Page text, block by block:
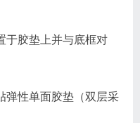
于胶垫上并与底框对
弹性单面胶垫（双层采